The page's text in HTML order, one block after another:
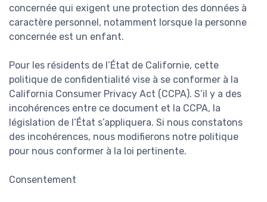
concernée qui exigent une protection des données à
caractère personnel, notamment lorsque la personne
concernée est un enfant.
Pour les résidents de l’État de Californie, cette
politique de confidentialité vise à se conformer à la
California Consumer Privacy Act (CCPA). S’il y a des
incohérences entre ce document et la CCPA, la
législation de l’État s’appliquera. Si nous constatons
des incohérences, nous modifierons notre politique
pour nous conformer à la loi pertinente.
Consentement